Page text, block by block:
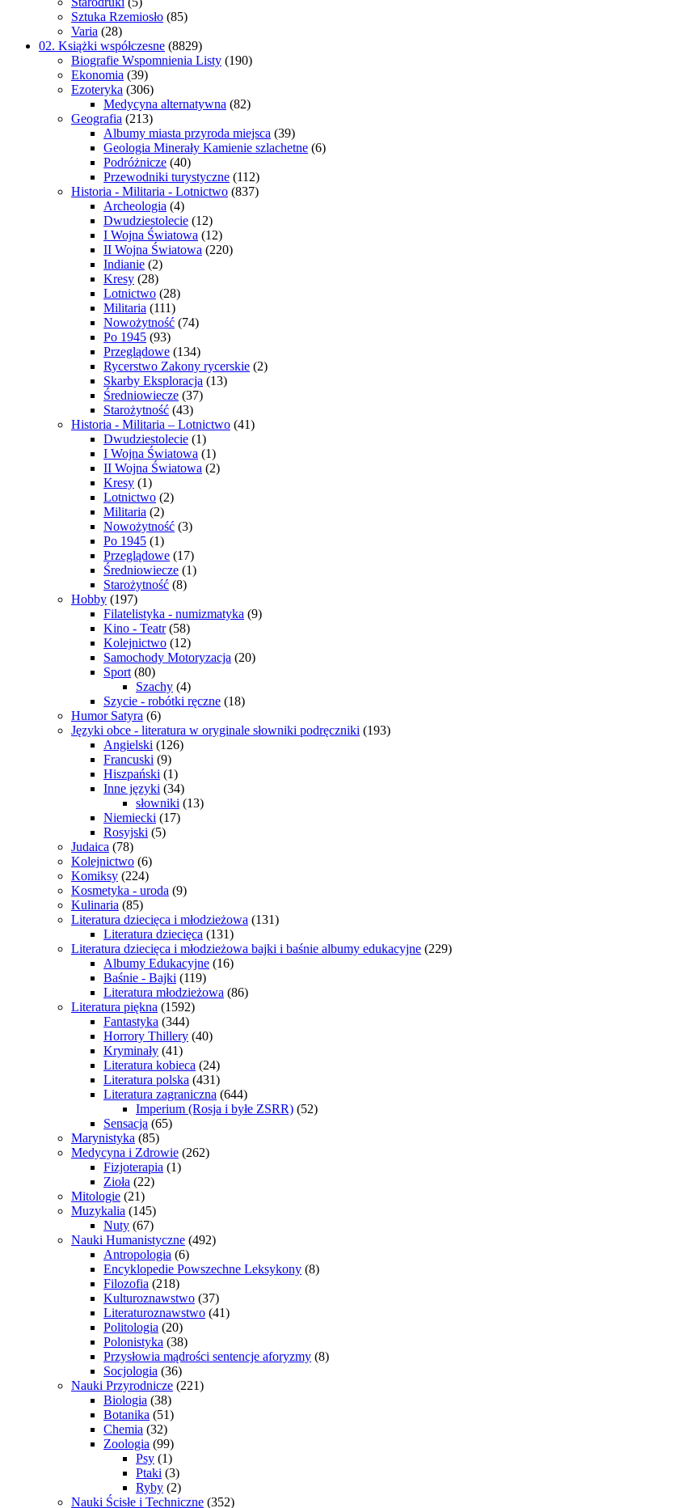
Sztuka Rzemiosło (85)
Varia (28)
02. Książki współczesne (8829)
Biografie Wspomnienia Listy (190)
Ekonomia (39)
Ezoteryka (306)
Medycyna alternatywna (82)
Geografia (213)
Albumy miasta przyroda miejsca (39)
Geologia Minerały Kamienie szlachetne (6)
Podróżnicze (40)
Przewodniki turystyczne (112)
Historia - Militaria - Lotnictwo (837)
Archeologia (4)
Dwudziestolecie (12)
I Wojna Światowa (12)
II Wojna Światowa (220)
Indianie (2)
Kresy (28)
Lotnictwo (28)
Militaria (111)
Nowożytność (74)
Po 1945 (93)
Przeglądowe (134)
Rycerstwo Zakony rycerskie (2)
Skarby Eksploracja (13)
Średniowiecze (37)
Starożytność (43)
Historia - Militaria – Lotnictwo (41)
Dwudziestolecie (1)
I Wojna Światowa (1)
II Wojna Światowa (2)
Kresy (1)
Lotnictwo (2)
Militaria (2)
Nowożytność (3)
Po 1945 (1)
Przeglądowe (17)
Średniowiecze (1)
Starożytność (8)
Hobby (197)
Filatelistyka - numizmatyka (9)
Kino - Teatr (58)
Kolejnictwo (12)
Samochody Motoryzacja (20)
Sport (80)
Szachy (4)
Szycie - robótki ręczne (18)
Humor Satyra (6)
Języki obce - literatura w oryginale słowniki podręczniki (193)
Angielski (126)
Francuski (9)
Hiszpański (1)
Inne języki (34)
słowniki (13)
Niemiecki (17)
Rosyjski (5)
Judaica (78)
Kolejnictwo (6)
Komiksy (224)
Kosmetyka - uroda (9)
Kulinaria (85)
Literatura dziecięca i młodzieżowa (131)
Literatura dziecięca (131)
Literatura dziecięca i młodzieżowa bajki i baśnie albumy edukacyjne (229)
Albumy Edukacyjne (16)
Baśnie - Bajki (119)
Literatura młodzieżowa (86)
Literatura piękna (1592)
Fantastyka (344)
Horrory Thillery (40)
Kryminały (41)
Literatura kobieca (24)
Literatura polska (431)
Literatura zagraniczna (644)
Imperium (Rosja i byłe ZSRR) (52)
Sensacja (65)
Marynistyka (85)
Medycyna i Zdrowie (262)
Fizjoterapia (1)
Zioła (22)
Mitologie (21)
Muzykalia (145)
Nuty (67)
Nauki Humanistyczne (492)
Antropologia (6)
Encyklopedie Powszechne Leksykony (8)
Filozofia (218)
Kulturoznawstwo (37)
Literaturoznawstwo (41)
Politologia (20)
Polonistyka (38)
Przysłowia mądrości sentencje aforyzmy (8)
Socjologia (36)
Nauki Przyrodnicze (221)
Biologia (38)
Botanika (51)
Chemia (32)
Zoologia (99)
Psy (1)
Ptaki (3)
Ryby (2)
Nauki Ścisłe i Techniczne (352)